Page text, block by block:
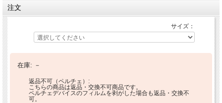
注文
サイズ：
在庫: －
返品不可（ペルチェ）:
こちらの商品は返品・交換不可商品です。
ペルチェデバイスのフィルムを剥がした場合も返品・交換不
可。